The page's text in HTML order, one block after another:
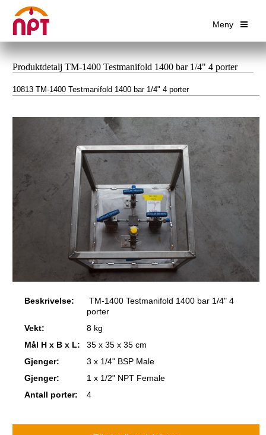
Meny
Produktdetalj TM-1400 Testmanifold 1400 bar 1/4" 4 porter
10813 TM-1400 Testmanifold 1400 bar 1/4" 4 porter
Beskrivelse:
TM-1400 Testmanifold 1400 bar 1/4" 4
porter
Vekt:
8 kg
Mål H x B x L:
35 x 35 x 35 cm
Gjenger:
3 x 1/4" BSP Male
Gjenger:
1 x 1/2" NPT Female
Antall porter:
4